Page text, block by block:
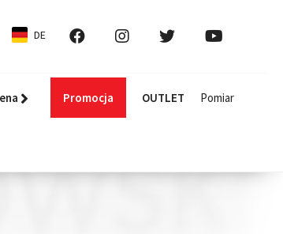
DE
Promocja OUTLET Pomiar